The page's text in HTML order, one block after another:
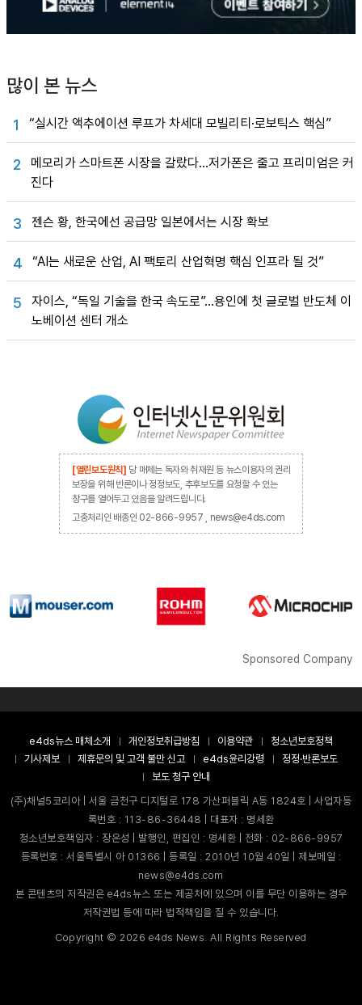
많이 본 뉴스
1 “실시간 액추에이션 루프가 차세대 모빌리티·로보틱스 핵심”
2
메모리가 스마트폰 시장을 갈랐다…저가폰은 줄고 프리미엄은 커
진다
3 젠슨 황, 한국에선 공급망 일본에서는 시장 확보
4 “AI는 새로운 산업, AI 팩토리 산업혁명 핵심 인프라 될 것”
5
자이스, “독일 기술을 한국 속도로”…용인에 첫 글로벌 반도체 이
노베이션 센터 개소
[열린보도원칙] 당 매체는 독자와 취재원 등 뉴스이용자의 권리
보장을 위해 반론이나 정정보도, 추후보도를 요청할 수 있는
창구를 열어두고 있음을 알려드립니다.
고충처리인 배종인 02-866-9957 , news@e4ds.com
Sponsored Company
e4ds뉴스 매체소개 개인정보취급방침 이용약관
청소년보호정책
기사제보
제휴문의 및 고객 불만 신고 e4ds윤리강령
정정·반론보도
보도 청구 안내
(주)채널5코리아 | 서울 금천구 디지털로 178 가산퍼블릭 A동 1824호 | 사업자등
록번호 : 113-86-36448 | 대표자 : 명세환
청소년보호책임자 : 장은성 | 발행인, 편집인 : 명세환 | 전화 : 02-866-9957
등록번호 : 서울특별시 아 01366 | 등록일 : 2010년 10월 40일 | 제보메일 :
news@e4ds.com
본 콘텐츠의 저작권은 e4ds뉴스 또는 제공처에 있으며 이를 무단 이용하는 경우
저작권법 등에 따라 법적책임을 질 수 있습니다.
Copyright ©2026 e4ds News. All Rights Reserved